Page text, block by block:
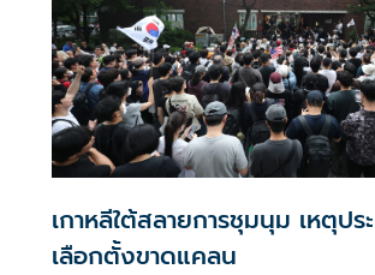
เกาหลีใต้สลายการชุมนุม เหตุป
เลือกตั้งขาดแคลน